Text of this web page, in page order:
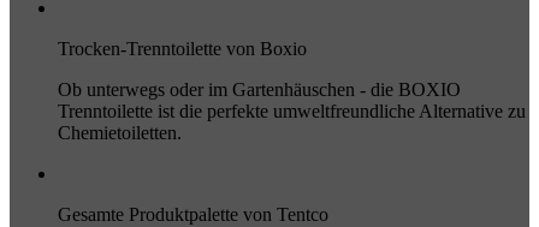
Trocken-Trenntoilette von Boxio
Ob unterwegs oder im Gartenhäuschen - die BOXIO
Trenntoilette ist die perfekte umweltfreundliche Alternative zu
Chemietoiletten.
Gesamte Produktpalette von Tentco